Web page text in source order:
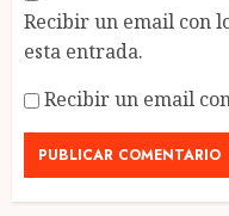
Recibir un email con
esta entrada.
Recibir un email